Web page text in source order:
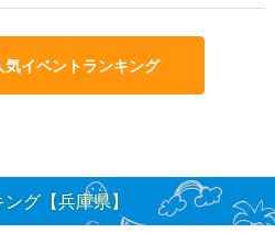
イベントランキング
グ【兵庫県】